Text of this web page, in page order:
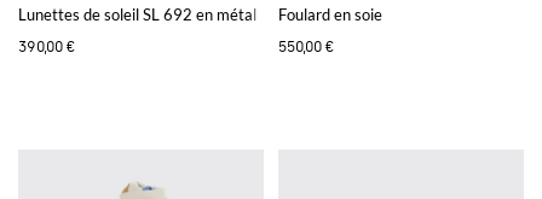
Lunettes de soleil SL 692 en métal
390,00 €
Foulard en soie
550,00 €